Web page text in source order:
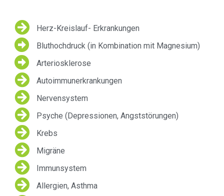
Herz-Kreislauf- Erkrankungen
Bluthochdruck (in Kombination mit Magnesium)
Arteriosklerose
Autoimmunerkrankungen
Nervensystem
Psyche (Depressionen, Angststörungen)
Krebs
Migräne
Immunsystem
Allergien, Asthma